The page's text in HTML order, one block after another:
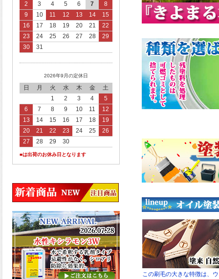
2
3 4 5 6 7
8
9
10 11 12 13 14
15
16
17 18 19 20 21
22
23
24 25 26 27 28
29
30
31
2026年9月の定休日
日 月 火 水 木 金
土
1
2 3 4
5
6
7 8 9 10 11
12
13
14 15 16 17 18
19
20
21 22 23 24 25
26
27
28 29 30
■は出荷のお休み日となります